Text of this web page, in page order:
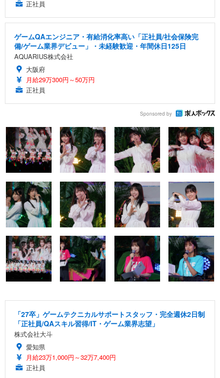
正社員
ゲームQAエンジニア・有給消化率高い「正社員/社会保険完
備/ゲーム業界デビュー」・未経験歓迎・年間休日125日
AQUARIUS株式会社
大阪府
月給29万300円～50万円
正社員
Sponsored by
「27卒」ゲームテクニカルサポートスタッフ・完全週休2日制
「正社員/QAスキル習得/IT・ゲーム業界志望」
株式会社大斗
愛知県
月給23万1,000円～32万7,400円
正社員